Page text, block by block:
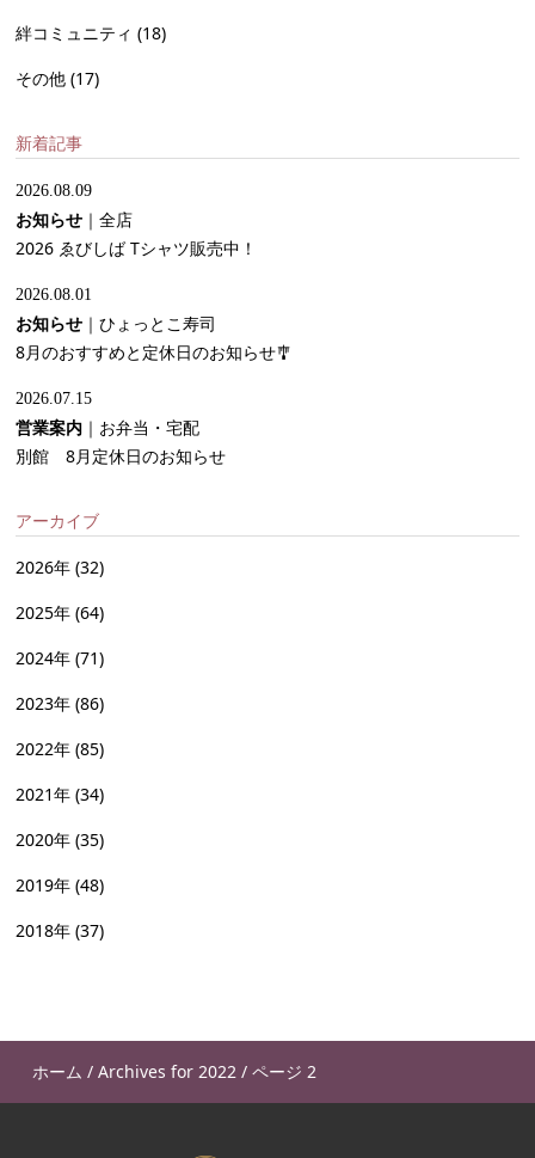
絆コミュニティ(18)
その他(17)
新着記事
2026.08.09
お知らせ ｜全店
2026 ゑびしば Tシャツ販売中！
2026.08.01
お知らせ ｜ひょっとこ寿司
8月のおすすめと定休日のお知らせ🎐
2026.07.15
営業案内 ｜ お弁当・宅配
別館 8月定休日のお知らせ
アーカイブ
2026年 (32)
2025年 (64)
2024年 (71)
2023年 (86)
2022年 (85)
2021年 (34)
2020年 (35)
2019年 (48)
2018年 (37)
ホーム / Archives for 2022 / ページ 2